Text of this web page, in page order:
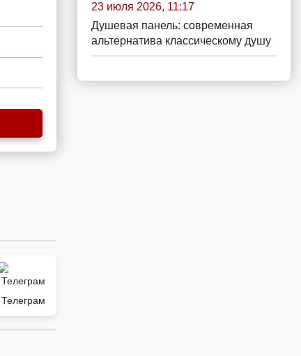
Телеграм
23 июля 2026, 11:17
Душевая панель: современная
альтернатива классическому душу